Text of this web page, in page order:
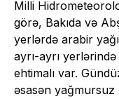
Milli
görə, Bakıda və
yerlərdə arabir
ayrı-ayrı
ehtimalı var.
əsasən